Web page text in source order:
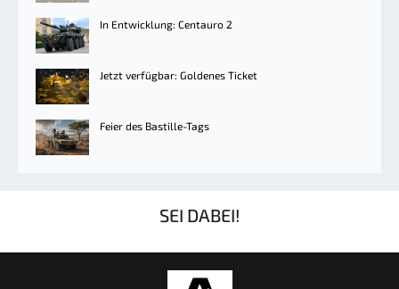
In Entwicklung: Centauro 2
Jetzt verfügbar: Goldenes Ticket
Feier des Bastille-Tags
SEI DABEI!